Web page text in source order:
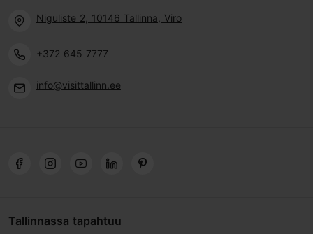
Niguliste 2, 10146 Tallinna, Viro
+372 645 7777
info@visittallinn.ee
Tallinnassa tapahtuu